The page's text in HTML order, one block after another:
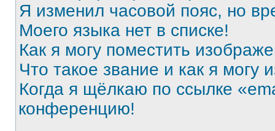
Я изменил часовой пояс, но
Моего языка нет в списке!
Как я могу поместить
Что такое звание и как я могу
Когда я щёлкаю по ссылке
конференцию!